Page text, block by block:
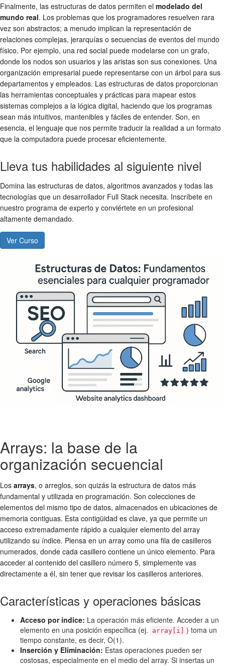
Finalmente, las estructuras de datos permiten el modelado del
mundo real. Los problemas que los programadores resuelven rara
vez son abstractos; a menudo implican la representación de
relaciones complejas, jerarquías o secuencias de eventos del mundo
físico. Por ejemplo, una red social puede modelarse con un grafo,
donde los nodos son usuarios y las aristas son sus conexiones. Una
organización empresarial puede representarse con un árbol para sus
departamentos y empleados. Las estructuras de datos proporcionan
las herramientas conceptuales y prácticas para mapear estos
sistemas complejos a la lógica digital, haciendo que los programas
sean más intuitivos, mantenibles y fáciles de entender. Son, en
esencia, el lenguaje que nos permite traducir la realidad a un formato
que la computadora puede procesar eficientemente.
Lleva tus habilidades al siguiente nivel
Domina las estructuras de datos, algoritmos avanzados y todas las
tecnologías que un desarrollador Full Stack necesita. Inscríbete en
nuestro programa de experto y conviértete en un profesional
altamente demandado.
Ver Curso
Arrays: la base de la
organización secuencial
Los arrays, o arreglos, son quizás la estructura de datos más
fundamental y utilizada en programación. Son colecciones de
elementos del mismo tipo de datos, almacenados en ubicaciones de
memoria contiguas. Esta contigüidad es clave, ya que permite un
acceso extremadamente rápido a cualquier elemento del array
utilizando su índice. Piensa en un array como una fila de casilleros
numerados, donde cada casillero contiene un único elemento. Para
acceder al contenido del casillero número 5, simplemente vas
directamente a él, sin tener que revisar los casilleros anteriores.
Características y operaciones básicas
Acceso por índice: La operación más eficiente. Acceder a un
elemento en una posición específica (ej.
array[i]
) toma un
tiempo constante, es decir, O(1).
Inserción y Eliminación: Estas operaciones pueden ser
costosas, especialmente en el medio del array. Si insertas un